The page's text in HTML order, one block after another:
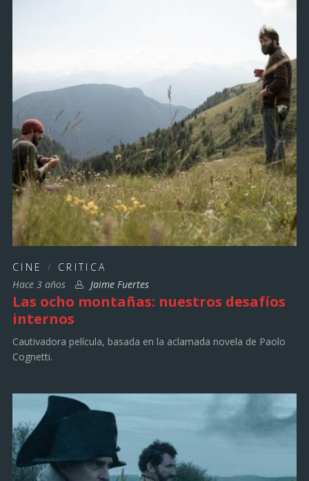
CINE / CRITICA
Hace 3 años
Jaime Fuertes
Las ocho montañas: nuestros desafíos
internos
Cautivadora película, basada en la aclamada novela de Paolo
Cognetti.